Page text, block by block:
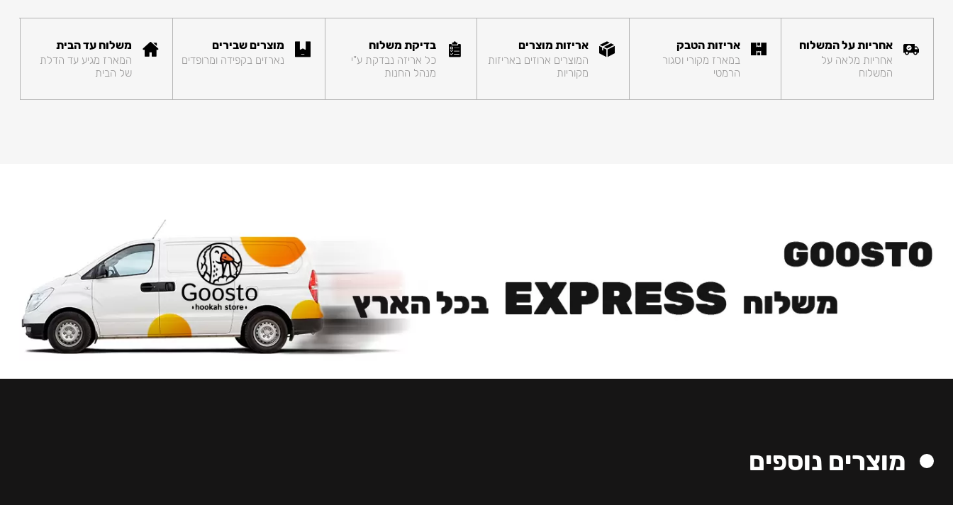
אחריות על המשלוח
אחריות מלאה על
המשלוח
אריזות הטבק
במארז מקורי וסגור
הרמטי
אריזות מוצרים
המוצרים ארוזים באריזות
מקוריות
בדיקת משלוח
כל אריזה נבדקת ע"י
מנהל החנות
מוצרים שבירים
נארזים בקפידה ומרופדים
משלוח עד הבית
המארז מגיע עד הדלת
של הבית
מוצרים נוספים